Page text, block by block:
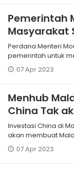
Pemerintah
Masyarakat
Perdana Menteri
pemerintah untuk
mekanisme
07 Apr 2023
Menhub
China Tak
Utang
Investasi China di Malaysia melalui
akan membuat
adidaya itu, kata
Loke Siew Fook.
07 Apr 2023